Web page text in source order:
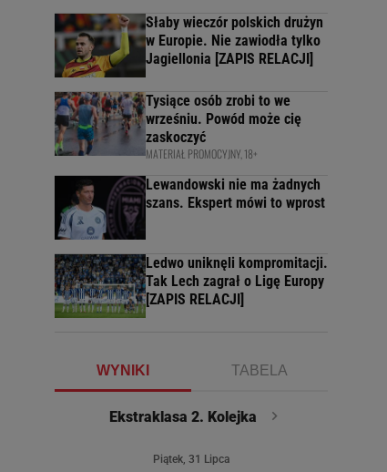
Słaby wieczór polskich drużyn
w Europie. Nie zawiodła tylko
Jagiellonia [ZAPIS RELACJI]
Tysiące osób zrobi to we
wrześniu. Powód może cię
zaskoczyć
MATERIAŁ PROMOCYJNY, 18+
Lewandowski nie ma żadnych
szans. Ekspert mówi to wprost
Ledwo uniknęli kompromitacji.
Tak Lech zagrał o Ligę Europy
[ZAPIS RELACJI]
WYNIKI TABELA
Ekstraklasa 2. Kolejka
Piątek, 31 Lipca